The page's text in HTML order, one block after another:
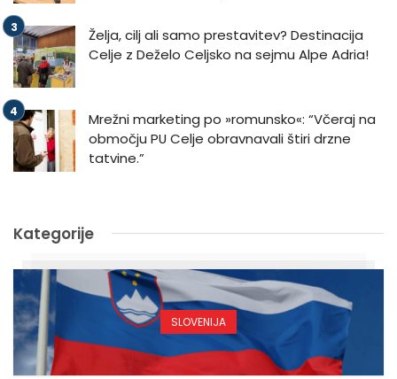
Želja, cilj ali samo prestavitev? Destinacija
Celje z Deželo Celjsko na sejmu Alpe Adria!
Mrežni marketing po »romunsko«: “Včeraj na
območju PU Celje obravnavali štiri drzne
tatvine.”
Kategorije
SLOVENIJA